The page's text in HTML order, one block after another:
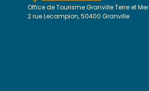
Office de Tourisme Granville Terre et Mer
2 rue Lecampion, 50400 Granville